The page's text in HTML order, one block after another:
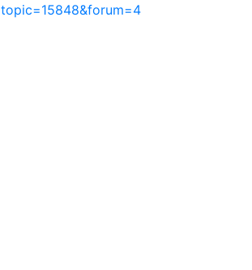
topic=15848&forum=4